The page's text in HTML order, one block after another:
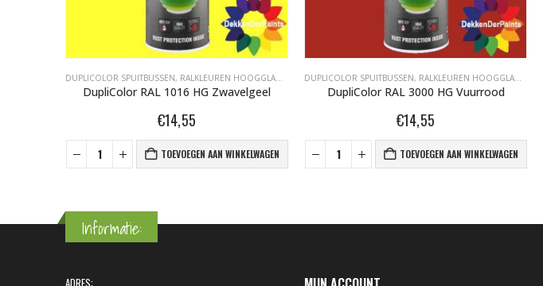
DUPLICOLOR SPUITBUSSEN, RALKLEUREN HOOGGLANS 400ML
DupliColor RAL 1016 HG Zwavelgeel
€14,55
TOEVOEGEN AAN WINKELWAGEN
DUPLICOLOR SPUITBUSSEN, RALKLEUREN HOOGGLANS 400ML
DupliColor RAL 3000 HG Vuurrood
€14,55
TOEVOEGEN AAN WINKELWAGEN
Informatie: